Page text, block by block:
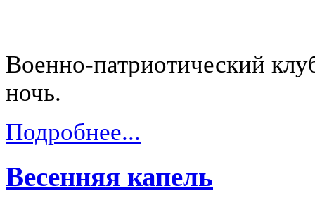
Военно-патриотический
ночь.
Подробнее...
Весенняя капель